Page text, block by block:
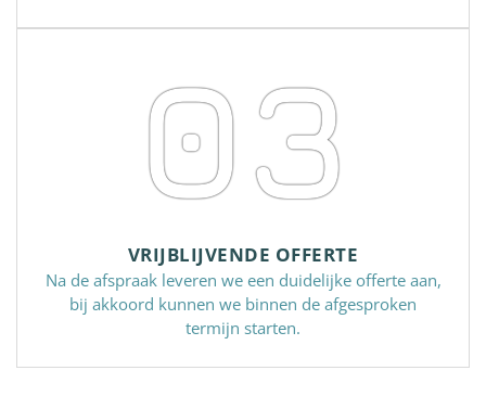
03
VRIJBLIJVENDE OFFERTE
Na de afspraak leveren we een duidelijke offerte aan,
bij akkoord kunnen we binnen de afgesproken
termijn starten.